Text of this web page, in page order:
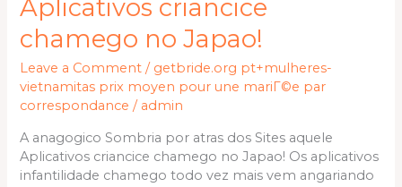
Aplicativos criancice
chamego no Japao!
Leave a Comment / getbride.org pt+mulheres-
vietnamitas prix moyen pour une mariГ©e par
correspondance / admin
A anagogico Sombria por atras dos Sites aquele
Aplicativos criancice chamego no Japao! Os aplicativos
infantilidade chamego todo vez mais vem angariando
atras
dos
Sites
aquele
Aplicativos
criancice
no
Japao!